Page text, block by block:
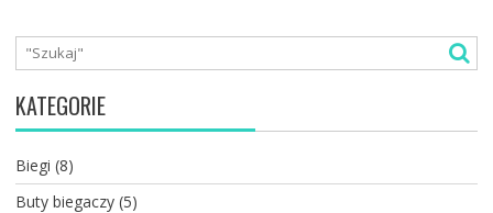
KATEGORIE
Biegi (8)
Buty biegaczy(5)